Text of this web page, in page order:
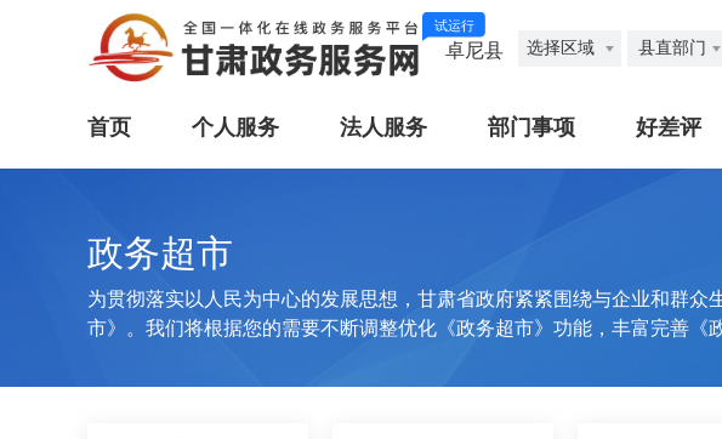
试运行
卓尼县 选择区域 县直部门
首页 个人服务 法人服务 部门事项 好差评
政务超市
为贯彻落实以人民为中心的发展思想，甘肃省政府紧紧围绕与企业和群
市》。我们将根据您的需要不断调整优化《政务超市》功能，丰富完善